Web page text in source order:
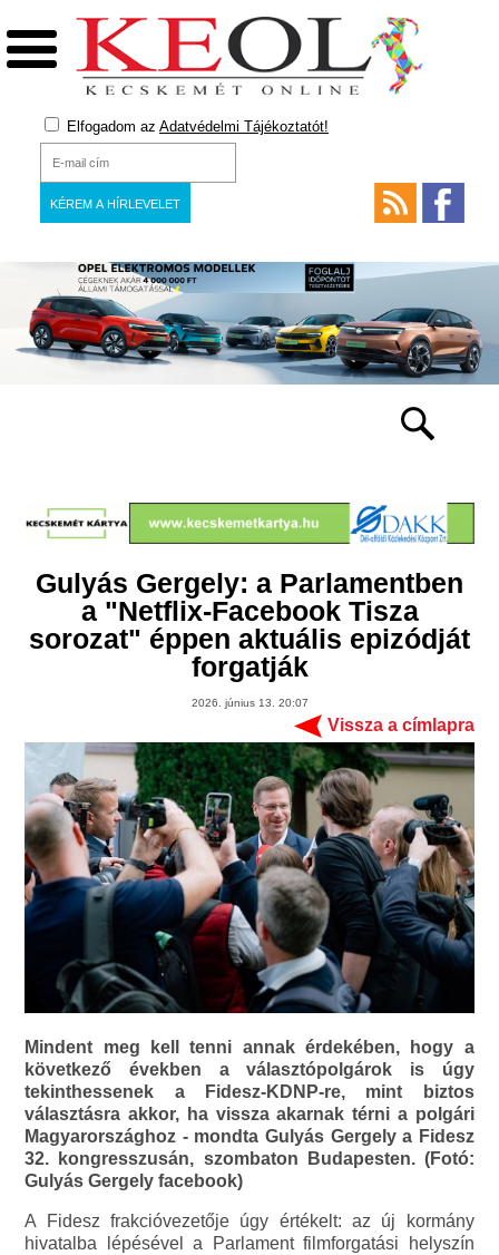
Elfogadom az Adatvédelmi Tájékoztatót!
Gulyás Gergely: a Parlamentben
a "Netflix-Facebook Tisza
sorozat" éppen aktuális epizódját
forgatják
2026. június 13. 20:07
Vissza a címlapra
Mindent meg kell tenni annak érdekében, hogy a
következő években a választópolgárok is úgy
tekinthessenek a Fidesz-KDNP-re, mint biztos
választásra akkor, ha vissza akarnak térni a polgári
Magyarországhoz - mondta Gulyás Gergely a Fidesz
32. kongresszusán, szombaton Budapesten. (Fotó:
Gulyás Gergely facebook)
A Fidesz frakcióvezetője úgy értékelt: az új kormány
hivatalba lépésével a Parlament filmforgatási helyszín